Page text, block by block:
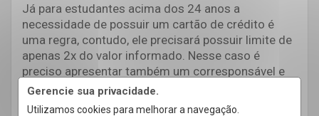
Gerencie sua privacidade.
Utilizamos cookies para melhorar a navegação.
Já para estudantes acima dos 24 anos a
necessidade de possuir um cartão de crédito é
uma regra, contudo, ele precisará possuir limite de
apenas 2x do valor informado. Nesse caso é
preciso apresentar também um corresponsável e
comprovante de matrícula.